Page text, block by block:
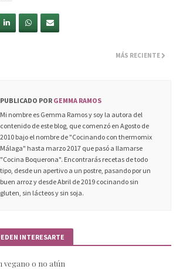
MÁS RECIENTE
PUBLICADO POR GEMMA RAMOS
Mi nombre es Gemma Ramos y soy la autora del
contenido de este blog, que comenzó en Agosto de
2010 bajo el nombre de "Cocinando con thermomix
Málaga" hasta marzo 2017 que pasó a llamarse
"Cocina Boquerona". Encontrarás recetas de todo
tipo, desde un apertivo a un postre, pasando por un
buen arroz y desde Abril de 2019 cocinando sin
gluten, sin lácteos y sin soja.
INTERESARTE
vegano o no atún